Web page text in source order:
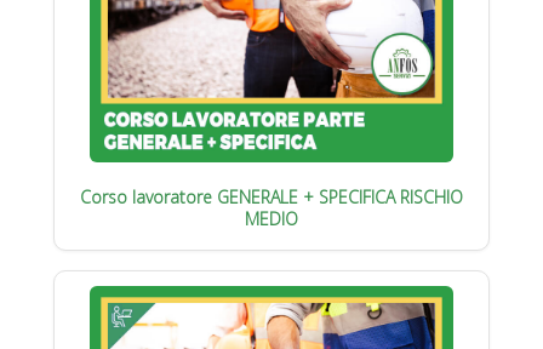
Corso lavoratore GENERALE + SPECIFICA RISCHIO
MEDIO